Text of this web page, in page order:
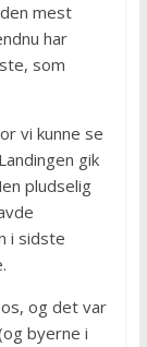
mest
har
som
vi kunne se
gik
pludselig
i sidste
og det var
byerne i